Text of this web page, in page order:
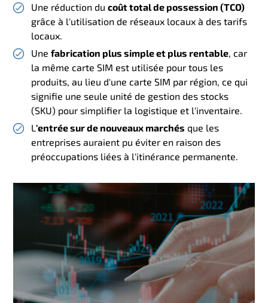
Une réduction ducoût total de possession (TCO)
grâce à l'utilisation de réseaux locaux à des tarifs
locaux.
Unefabrication plus simple et plus rentable , car
la même carte SIM est utilisée pour tous les
produits, au lieu d'une carte SIM par région, ce qui
signifie une seule unité de gestion des stocks
(SKU) pour simplifier la logistique et l'inventaire.
L'entrée sur de nouveaux marchés que les
entreprises auraient pu éviter en raison des
préoccupations liées à l'itinérance permanente.